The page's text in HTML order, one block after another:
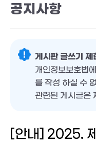
공지사항
게시판 글쓰기 제
개인정보보호법
를 작성 하실 수
관련된 게시글은
[안내] 2025.